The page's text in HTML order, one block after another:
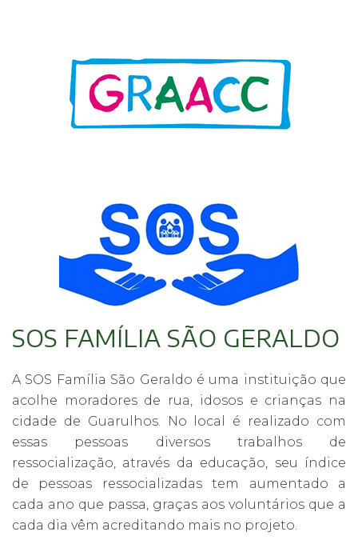
SOS FAMÍLIA SÃO GERALDO
A SOS Família São Geraldo é uma instituição que
acolhe moradores de rua, idosos e crianças na
cidade de Guarulhos. No local é realizado com
essas pessoas diversos trabalhos de
ressocialização, através da educação, seu índice
de pessoas ressocializadas tem aumentado a
cada ano que passa, graças aos voluntários que a
cada dia vêm acreditando mais no projeto.